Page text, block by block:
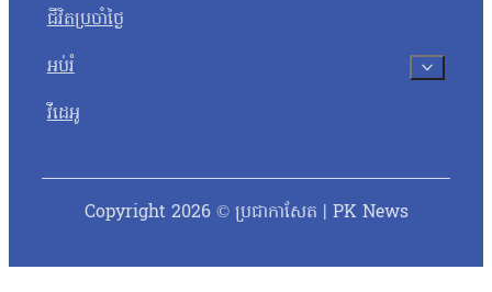
ជីវិតប្រចាំថ្ងៃ
អប់រំ
វីដេអូ
Copyright 2026 © ប្រជាកាសែត | PK News